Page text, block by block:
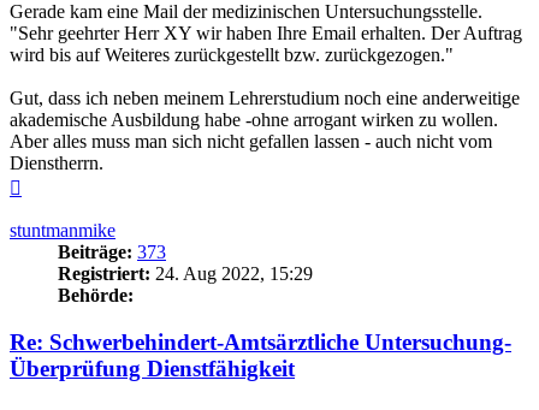
Gerade kam eine Mail der medizinischen Untersuchungsstelle.
"Sehr geehrter Herr XY wir haben Ihre Email erhalten. Der Auftrag
wird bis auf Weiteres zurückgestellt bzw. zurückgezogen."
Gut, dass ich neben meinem Lehrerstudium noch eine anderweitige
akademische Ausbildung habe -ohne arrogant wirken zu wollen.
Aber alles muss man sich nicht gefallen lassen - auch nicht vom
Dienstherrn.
stuntmanmike
Beiträge: 373
Registriert: 24. Aug 2022, 15:29
Behörde:
Re: Schwerbehindert-Amtsärztliche Untersuchung-
Überprüfung Dienstfähigkeit